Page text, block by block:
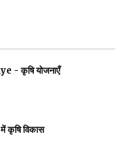
- कृषि योजनाएँ
विकास